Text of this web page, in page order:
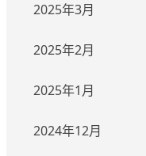
2025年3月
2025年2月
2025年1月
2024年12月